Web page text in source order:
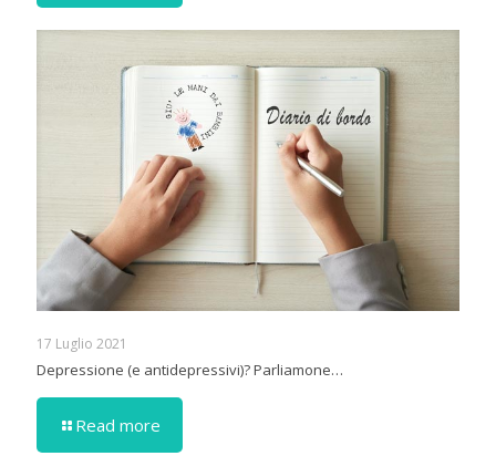
17 Luglio 2021
Depressione (e antidepressivi)? Parliamone…
Read more